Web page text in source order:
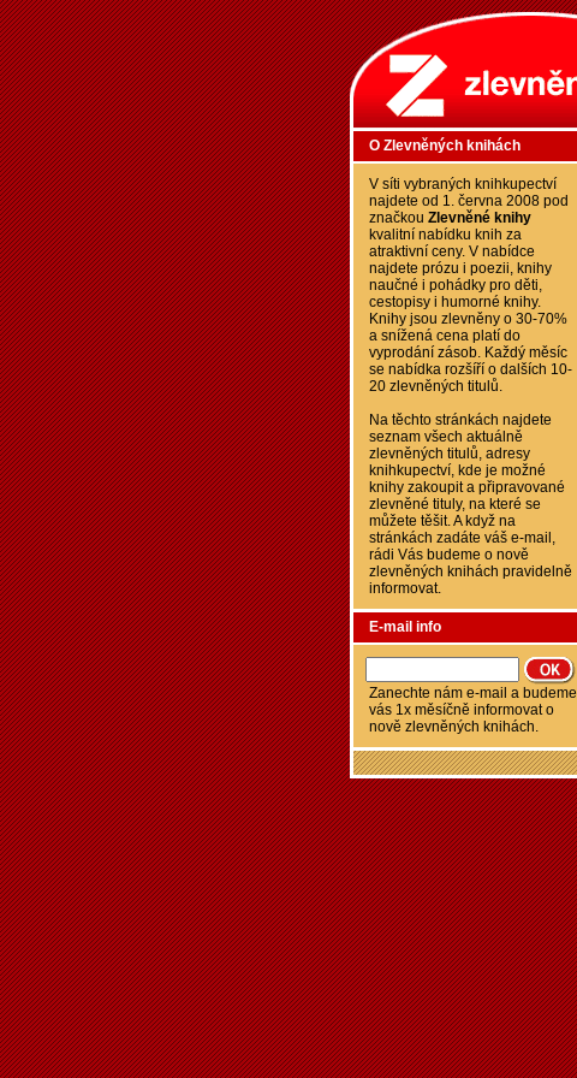
O Zlevněných knihách
V síti vybraných knihkupectví
najdete od 1. června 2008 pod
značkou Zlevněné knihy
kvalitní nabídku knih za
atraktivní ceny. V nabídce
najdete prózu i poezii, knihy
naučné i pohádky pro děti,
cestopisy i humorné knihy.
Knihy jsou zlevněny o 30-70%
a snížená cena platí do
vyprodání zásob. Každý měsíc
se nabídka rozšíří o dalších 10-
20 zlevněných titulů.
Na těchto stránkách najdete
seznam všech aktuálně
zlevněných titulů, adresy
knihkupectví, kde je možné
knihy zakoupit a připravované
zlevněné tituly, na které se
můžete těšit. A když na
stránkách zadáte váš e-mail,
rádi Vás budeme o nově
zlevněných knihách pravidelně
informovat.
E-mail info
Zanechte nám e-mail a budeme
vás 1x měsíčně informovat o
nově zlevněných knihách.